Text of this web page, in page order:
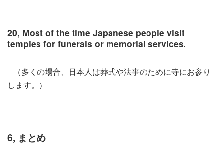
20, Most of the time Japanese people visit
temples for funerals or memorial services.
（多くの場合、日本人は葬式や法事のために寺にお参り
します。）
6, まとめ